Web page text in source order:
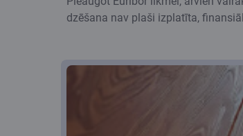
dzēšana nav plaši izplatīta,